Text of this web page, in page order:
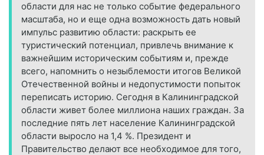
области для нас не только событие федерального
масштаба, но и еще одна возможность дать новый
импульс развитию области: раскрыть ее
туристический потенциал, привлечь внимание к
важнейшим историческим событиям и, прежде
всего, напомнить о незыблемости итогов Великой
Отечественной войны и недопустимости попыток
переписать историю. Сегодня в Калининградской
области живет более миллиона наших граждан. За
последние пять лет население Калининградской
области выросло на 1,4 %. Президент и
Правительство делают все необходимое для того,